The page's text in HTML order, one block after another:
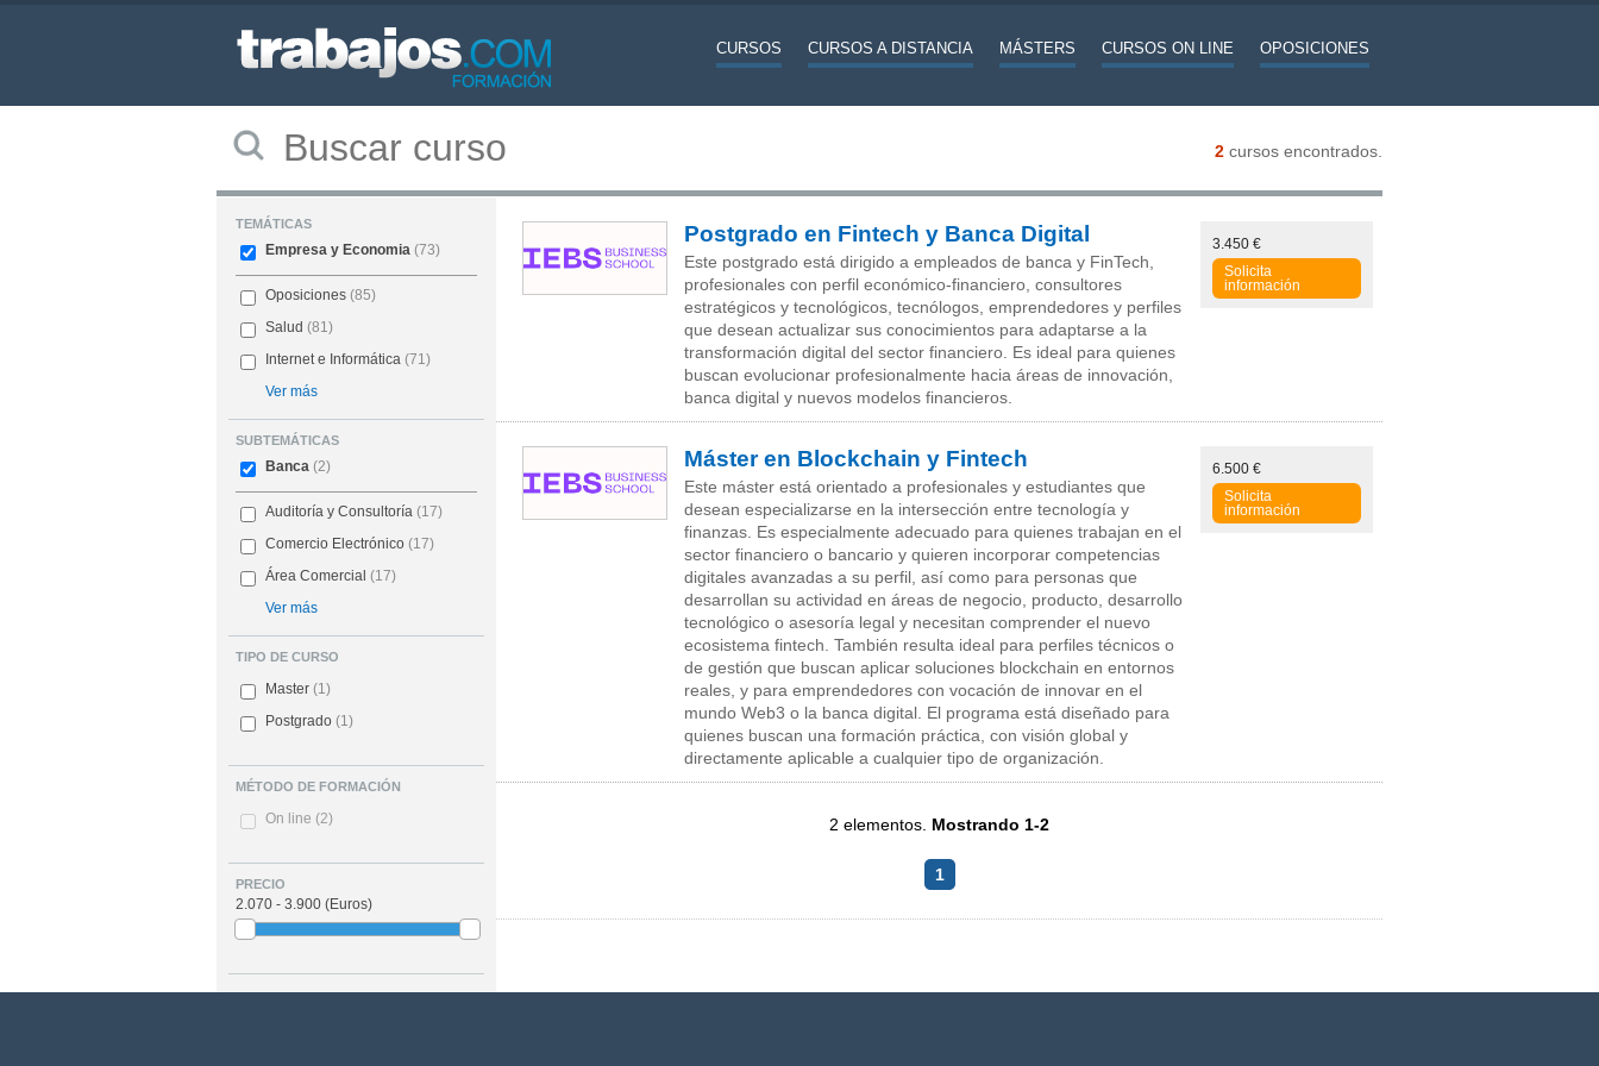
CURSOS CURSOS A DISTANCIA MÁSTERS CURSOS ON LINE OPOSICIONES
2 cursos encontrados.
TEMÁTICAS
Empresa y Economia (73)
Oposiciones (85)
Salud (81)
Internet e Informática (71)
Ver más
SUBTEMÁTICAS
Banca (2)
Auditoría y Consultoría (17)
Comercio Electrónico (17)
Área Comercial (17)
Ver más
TIPO DE CURSO
Master (1)
Postgrado (1)
MÉTODO DE FORMACIÓN
On line (2)
PRECIO
2.070 - 3.900(Euros)
Postgrado en Fintech y Banca Digital
Este postgrado está dirigido a empleados de banca y FinTech,
profesionales con perfil económico-financiero, consultores
estratégicos y tecnológicos, tecnólogos, emprendedores y perfiles
que desean actualizar sus conocimientos para adaptarse a la
transformación digital del sector financiero. Es ideal para quienes
buscan evolucionar profesionalmente hacia áreas de innovación,
banca digital y nuevos modelos financieros.
3.450 €
Solicita
información
Máster en Blockchain y Fintech
Este máster está orientado a profesionales y estudiantes que
desean especializarse en la intersección entre tecnología y
finanzas. Es especialmente adecuado para quienes trabajan en el
sector financiero o bancario y quieren incorporar competencias
digitales avanzadas a su perfil, así como para personas que
desarrollan su actividad en áreas de negocio, producto, desarrollo
tecnológico o asesoría legal y necesitan comprender el nuevo
ecosistema fintech. También resulta ideal para perfiles técnicos o
de gestión que buscan aplicar soluciones blockchain en entornos
reales, y para emprendedores con vocación de innovar en el
mundo Web3 o la banca digital. El programa está diseñado para
quienes buscan una formación práctica, con visión global y
directamente aplicable a cualquier tipo de organización.
6.500 €
Solicita
información
2 elementos. Mostrando 1-2
1